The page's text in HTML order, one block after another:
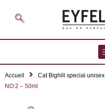
Accueil Cat Bighill special unisex
NO:2 – 50ml